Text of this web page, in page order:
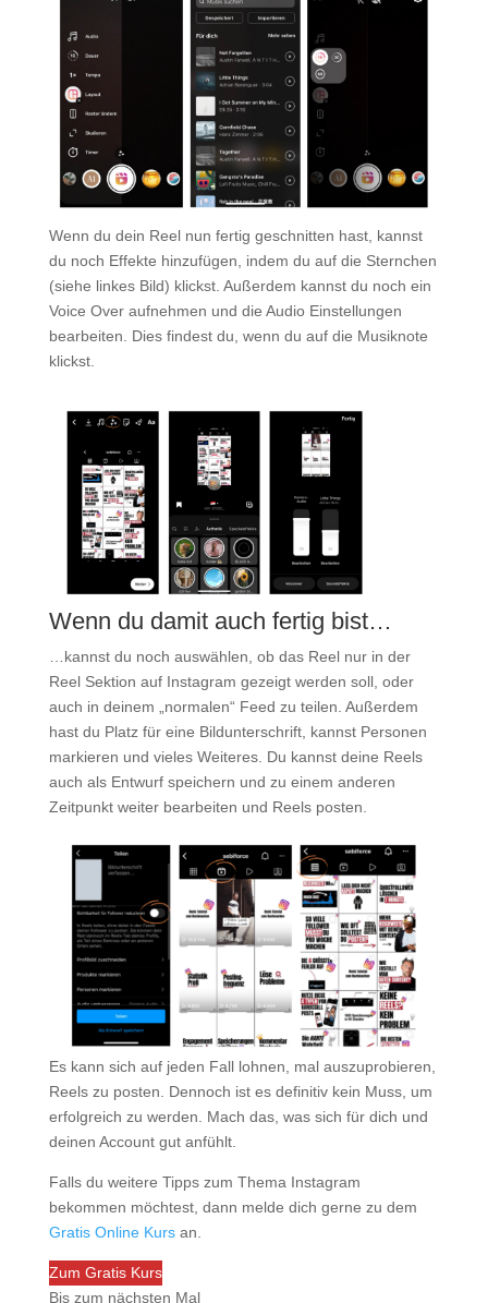
Wenn du dein Reel nun fertig geschnitten hast, kannst
du noch Effekte hinzufügen, indem du auf die Sternchen
(siehe linkes Bild) klickst. Außerdem kannst du noch ein
Voice Over aufnehmen und die Audio Einstellungen
bearbeiten. Dies findest du, wenn du auf die Musiknote
klickst.
Wenn du damit auch fertig bist…
…kannst du noch auswählen, ob das Reel nur in der
Reel Sektion auf Instagram gezeigt werden soll, oder
auch in deinem „normalen“ Feed zu teilen. Außerdem
hast du Platz für eine Bildunterschrift, kannst Personen
markieren und vieles Weiteres. Du kannst deine Reels
auch als Entwurf speichern und zu einem anderen
Zeitpunkt weiter bearbeiten und Reels posten.
Es kann sich auf jeden Fall lohnen, mal auszuprobieren,
Reels zu posten. Dennoch ist es definitiv kein Muss, um
erfolgreich zu werden. Mach das, was sich für dich und
deinen Account gut anfühlt.
Falls du weitere Tipps zum Thema Instagram
bekommen möchtest, dann melde dich gerne zu dem
Gratis Online Kursan.
Zum Gratis Kurs
Bis zum nächsten Mal